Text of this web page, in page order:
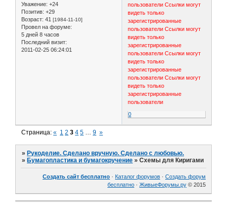
Уважение: +24
Позитив: +29
Возраст: 41 [1984-11-10]
Провел на форуме:
5 дней 8 часов
Последний визит:
2011-02-25 06:24:01
пользователи Ссылки могут
видеть только
зарегистрированные
пользователи Ссылки могут
видеть только
зарегистрированные
пользователи Ссылки могут
видеть только
зарегистрированные
пользователи Ссылки могут
видеть только
зарегистрированные
пользователи
0
Страница:« 1 2 3 4 5 9 »
» Рукоделие. Сделано вручную. Сделано с любовью.
» Бумагопластика и бумагокручение »Схемы для Киригами
Создать сайт бесплатно · Каталог форумов · Создать форум
бесплатно · ЖивыеФорумы.ру © 2015